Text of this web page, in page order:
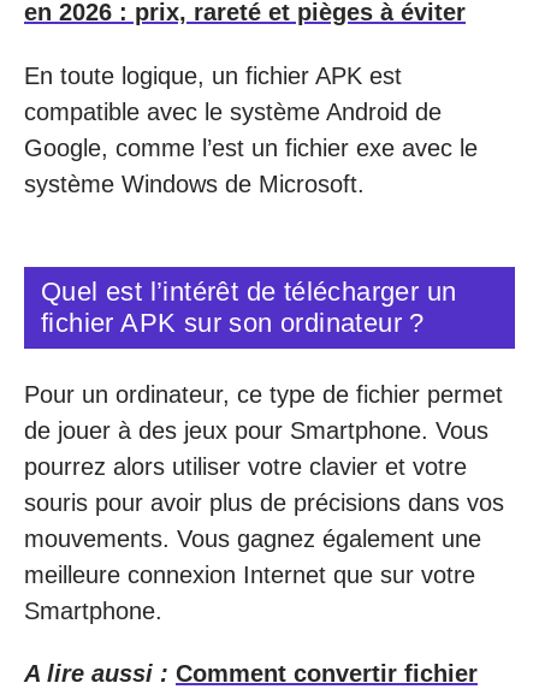
en 2026 : prix, rareté et pièges à éviter
En toute logique, un fichier APK est
compatible avec le système Android de
Google, comme l’est un fichier exe avec le
système Windows de Microsoft.
Quel est l’intérêt de télécharger un
fichier APK sur son ordinateur ?
Pour un ordinateur, ce type de fichier permet
de jouer à des jeux pour Smartphone. Vous
pourrez alors utiliser votre clavier et votre
souris pour avoir plus de précisions dans vos
mouvements. Vous gagnez également une
meilleure connexion Internet que sur votre
Smartphone.
A lire aussi : Comment convertir fichier